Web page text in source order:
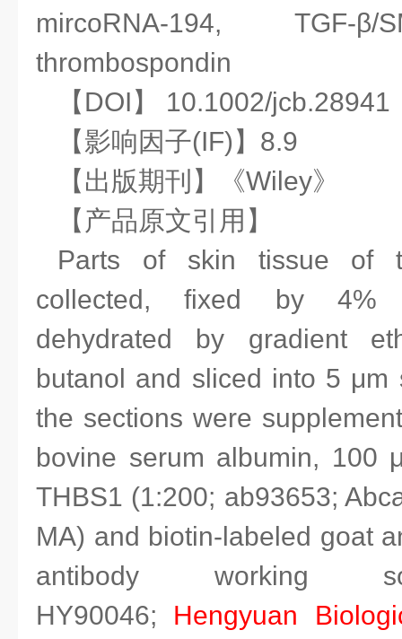
mircoRNA‐194,
thrombospondin
【DOI】 10.1002/jcb.28941
【影响因子(IF)】8.9
【 出版期刊】《Wiley》
【产品原文引用】
Parts of skin tissue of
collected, fixed by 4%
dehydrated by gradient
butanol and sliced into 5 μm
the sections were
bovine serum albumin, 100
THBS1 (1:200; ab93653;
MA) and biotin‐labeled goat
antibody working
HY90046; Hengyuan